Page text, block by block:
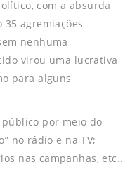
com a absurda
agremiações
nenhuma
virou uma lucrativa
para alguns
por meio do
no rádio e na TV;
nas campanhas, etc..